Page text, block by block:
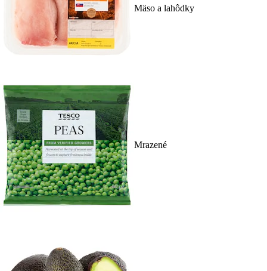
Mäso a lahôdky
Mrazené